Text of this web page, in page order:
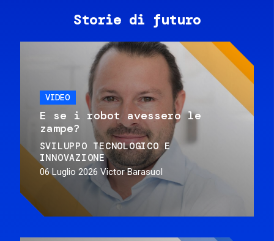
Storie di futuro
VIDEO
E se i robot avessero le
zampe?
SVILUPPO TECNOLOGICO E
INNOVAZIONE
06 Luglio 2026 Victor Barasuol